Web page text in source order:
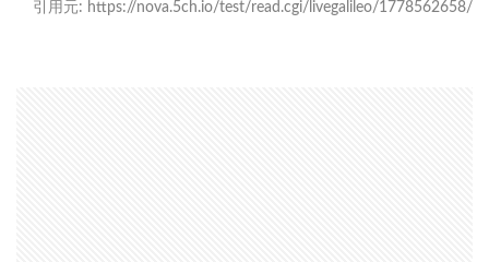
引用元: https://nova.5ch.io/test/read.cgi/livegalileo/1778562658/